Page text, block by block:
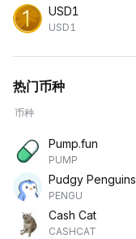
USD1
USD1
热门币种
币种
Pump.fun
PUMP
Pudgy Penguins
PENGU
Cash Cat
CASHCAT